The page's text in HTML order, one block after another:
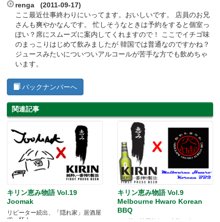
renga (2011-09-17)
ここ最近仕事終わりにいってます。おいしいです。 店員のお兄
さんも爽やかなんです。 忙しそうなときは予約をすると個室っ
ぽい？席にスムーズに案内してくれますので！ ここでイチゴ味
のまっこりはじめて飲みましたが 韓国では普通なのですかね？
ジュースみたいについついアルコールが苦手な方でも飲めちゃ
います。
バックナンバーへ
関連記事
キリン恵み物語 Vol.19
Joomak
リピーター続出、「隠れ家」居酒屋
で一杯！
キリン恵み物語 Vol.9
Melbourne Hwaro Korean
BBQ